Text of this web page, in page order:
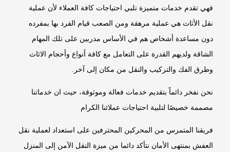
فهي تقدم خدمات متميزة تلبي احتياجات كافة العملاء لأن عملية
نقل الأثاث هي عملية مرهقة ومن الصعب قيام الفرد بها بمفرده
دون مساعدة أشخاص هم في الأساس مدربين على تلك المهام
الشاقة ولديهم القدرة على التعامل مع كافة أنواع وأحجام الاثاث
وطرق الفك والتركيب والنقل من مكان إلى آخر.
نحن نفخر دائماً بتقديم خدمات فعالة وموثوقة، حيث ان خدماتنا
مصممة خصيصًا لتلبية احتياجات عملائنا الكرام
فريقنا المتمرس من المحركين المحترفين على استعداد لعملية نقل
العفش بمنتهى الأمان نتأكد دائما من ميزة النقل الآمن إلى المنزل